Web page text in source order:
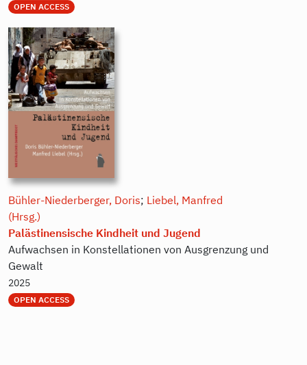
OPEN ACCESS
Bühler-Niederberger, Doris; Liebel, Manfred
(Hrsg.)
Palästinensische Kindheit und Jugend
Aufwachsen in Konstellationen von Ausgrenzung und
Gewalt
2025
OPEN ACCESS